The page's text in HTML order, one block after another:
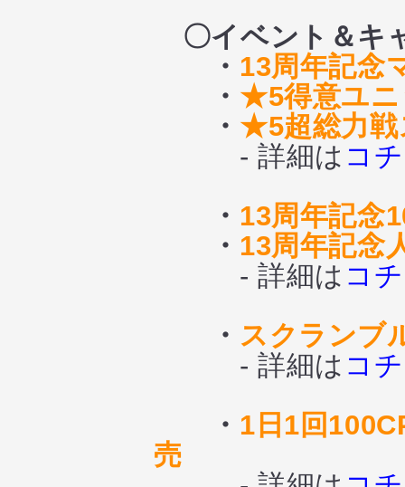
〇イベント＆キ
・ 13周年記念
・ ★5得意ユニ
・ ★5超総力戦
- 詳細は コ
・ 13周年記念
・ 13周年記念
- 詳細は コ
・ スクランブ
- 詳細は コ
・ 1日1回
売